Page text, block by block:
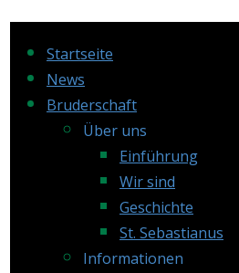
Startseite
News
Bruderschaft
Über uns
Einführung
Wir sind
Geschichte
St. Sebastianus
Informationen